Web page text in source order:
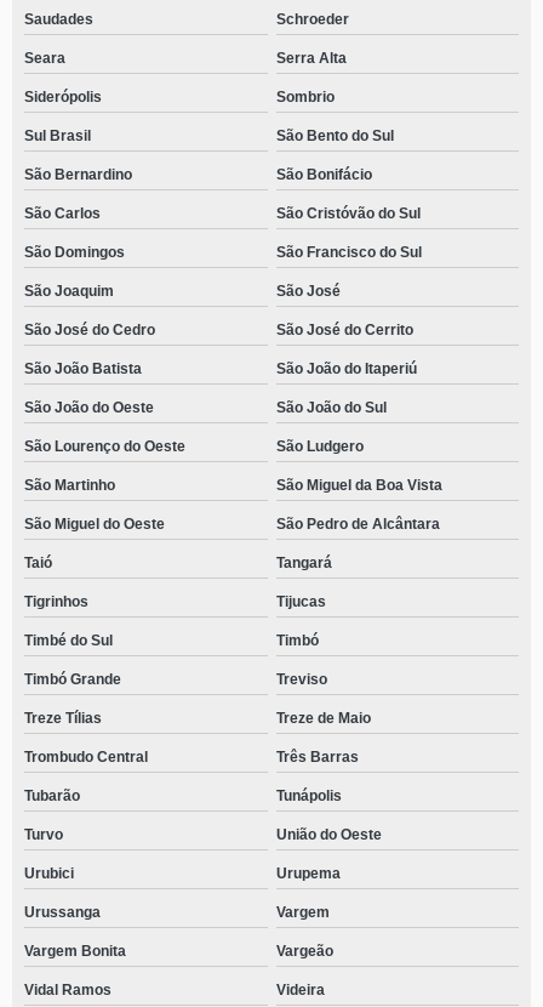
Saudades Schroeder
Seara Serra Alta
Siderópolis Sombrio
Sul Brasil São Bento do Sul
São Bernardino São Bonifácio
São Carlos São Cristóvão do Sul
São Domingos São Francisco do Sul
São Joaquim São José
São José do Cedro São José do Cerrito
São João Batista São João do Itaperiú
São João do Oeste São João do Sul
São Lourenço do Oeste São Ludgero
São Martinho São Miguel da Boa Vista
São Miguel do Oeste São Pedro de Alcântara
Taió Tangará
Tigrinhos Tijucas
Timbé do Sul Timbó
Timbó Grande Treviso
Treze Tílias Treze de Maio
Trombudo Central Três Barras
Tubarão Tunápolis
Turvo União do Oeste
Urubici Urupema
Urussanga Vargem
Vargem Bonita Vargeão
Vidal Ramos Videira